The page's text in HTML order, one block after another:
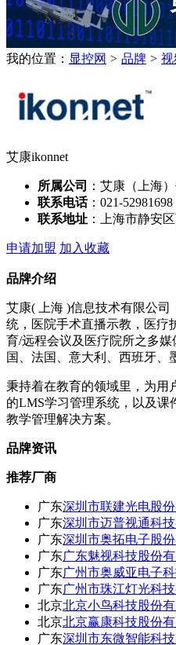
我的位置： 显控网 > 品牌 > 视
艾康ikonnet
所属公司
：艾康（上海
联系电话：021-52981698
联系地址 ：上海市静安
申请加盟 加入收藏
品牌介绍
艾康( 上海 )信息技术有限公司
统，医院手术直播示教，医疗
育/远程会议及医疗院所之多
国、法国、意大利、西班牙、
秉持着在教育的领域里，为用
的LMS学习管理系统，以及课
教学管理解决方案。
品牌资讯
推荐厂商
广东深圳市联建光电股
广东深圳市迈普视通科
广东深圳市奥拓电子股
广东广东魅视科技股份
广东广州市奥威亚电子
广东广州市珠江灯光科
北京北京小鸟科技股份有
北京北京赢康科技股份有
广东深圳市东微智能科